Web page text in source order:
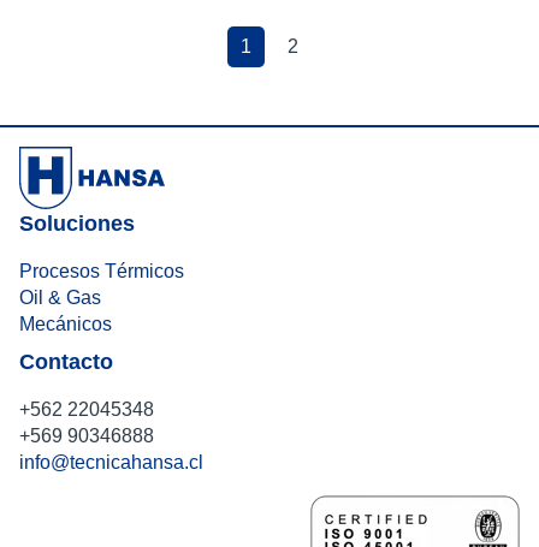
1 2
Soluciones
Procesos Térmicos
Oil & Gas
Mecánicos
Contacto
+562 22045348
+569 90346888
info@tecnicahansa.cl